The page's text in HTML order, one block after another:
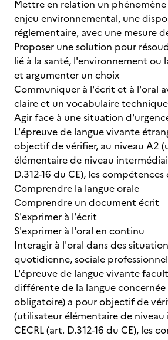
Mettre en relation un
enjeu environnemental, une
réglementaire, avec une mesure
Proposer une solution pour
lié à la santé, l'environnement ou
et argumenter un choix
Communiquer à l'écrit et à l'oral
claire et un vocabulaire
Agir face à une situation
L'épreuve de langue vivante
objectif de vérifier, au niveau A2
élémentaire de niveau
D.312-16 du CE), les
Comprendre la langue orale
Comprendre un document écrit
S'exprimer à l'écrit
S'exprimer à l'oral en continu
Interagir à l'oral dans des
quotidienne, sociale
L'épreuve de langue vivante
différente de la langue
obligatoire) a pour objectif de
(utilisateur élémentaire de
CECRL (art. D.312-16 du CE), les